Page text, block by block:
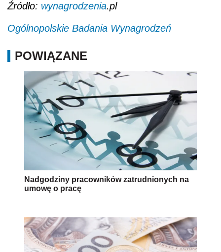
Źródło: wynagrodzenia.pl
Ogólnopolskie Badania Wynagrodzeń
POWIĄZANE
Nadgodziny pracowników zatrudnionych na
umowę o pracę